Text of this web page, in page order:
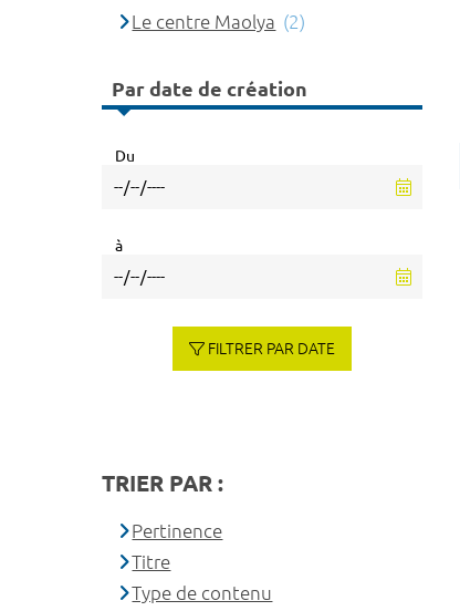
Le centre Maolya (2)
Par date de création
Du
à
FILTRER PAR DATE
TRIER PAR :
Pertinence
Titre
Type de contenu